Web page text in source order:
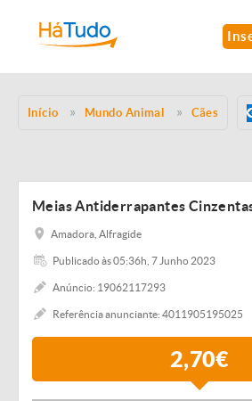
Início Mundo Animal Cães
Meias Antiderrapantes
Amadora, Alfragide
Publicado às 05:36h, 7 Junho 2023
Anúncio: 19062117293
Referência anunciante: 4011905195025
2,70€